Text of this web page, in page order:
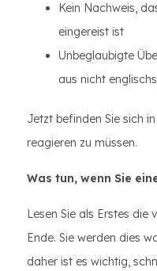
Kein Nachweis,
eingereist ist
Unbeglaubigte
aus nicht
Jetzt befinden Sie sich
reagieren zu müssen.
Was tun, wenn Sie
Lesen Sie als Erstes die
Ende. Sie werden dies
daher ist es wichtig,